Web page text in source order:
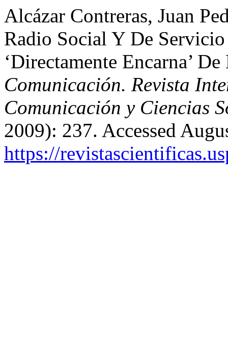
Alcázar Contreras, Juan
Radio Social Y De
‘Directamente Encarna’
Comunicación. Revista
Comunicación y Ciencias
2009): 237. Accessed
https://